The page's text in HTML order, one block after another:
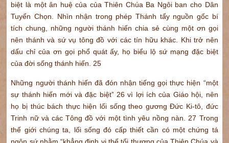
biệt là một ân huệ của của Thiên Chúa Ba Ngôi ban cho Dân
Tuyển Chọn. Nhìn nhận trong phép Thánh tẩy nguồn gốc bí
tích chung, những người thánh hiến chia sẻ cùng một ơn gọi
nên thánh và sứ vụ tông đồ với các tín hữu khác. Khi trở nên
dấu chỉ của ơn gọi phổ quát ấy, họ biểu lộ sứ mạng đặc biệt
của đời sống thánh hiến. 25
Những người thánh hiến đã đón nhận tiếng gọi thực hiện “một
sự thánh hiến mới và đặc biệt” 26 vì lợi ích của Giáo hội, nên
họ bị thúc bách thực hiện lối sống theo gương Đức Ki-tô, đức
Trinh nữ và các Tông đồ với một tình yêu nồng nàn. 27 Trong
thế giới chúng ta, lối sống đó cấp thiết cần có một chứng tá
ngôn sứ nhằm “khẳng định vị thế tối thượng của Thiên Chúa và